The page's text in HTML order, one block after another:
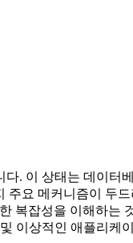
. 이 상태는 데이터
주요 메커니즘이 두
복잡성을 이해하는
이상적인 애플리케